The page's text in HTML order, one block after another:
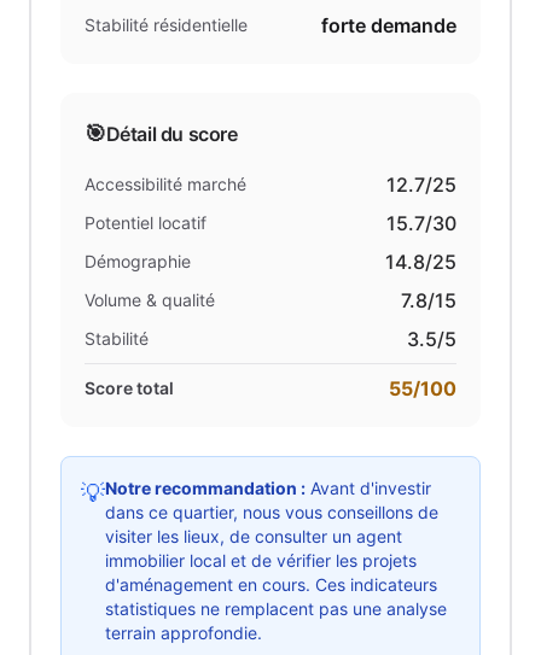
Stabilité résidentielle forte demande
🎯Détail du score
Accessibilité marché 12.7/25
Potentiel locatif 15.7/30
Démographie 14.8/25
Volume & qualité 7.8/15
Stabilité 3.5/5
Score total 55/100
💡Notre recommandation : Avant d'investir
dans ce quartier, nous vous conseillons de
visiter les lieux, de consulter un agent
immobilier local et de vérifier les projets
d'aménagement en cours. Ces indicateurs
statistiques ne remplacent pas une analyse
terrain approfondie.